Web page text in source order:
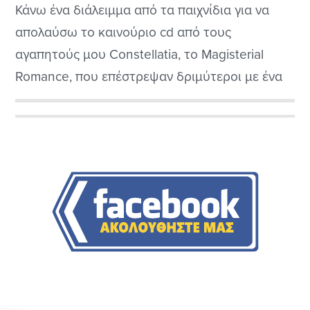
Κάνω ένα διάλειμμα από τα παιχνίδια για να
απολαύσω το καινούριο cd από τους
αγαπητούς μου Constellatia, το Magisterial
Romance, που επέστρεψαν δριμύτεροι με ένα
ακόμα καλύτερο δημιούργημα από το πρώτο
που είχα παρουσιάσει πριν λίγους μήνες. Εδώ
Πλευρική
Στήλη